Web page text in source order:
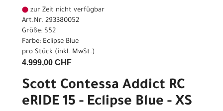
zur Zeit nicht verfügbar
Art.Nr. 293380052
Größe: S52
Farbe: Eclipse Blue
pro Stück (inkl. MwSt.)
4.999,00 CHF
Scott Contessa Addict RC
eRIDE 15 - Eclipse Blue - XS